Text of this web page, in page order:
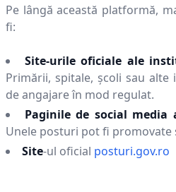
Pe lângă această platformă,
fi:
Site-urile oficiale ale
Primării, spitale, școli sau
de angajare în mod regulat.
Paginile de social
Unele posturi pot fi promovate
Site-ul oficial posturi.gov.ro